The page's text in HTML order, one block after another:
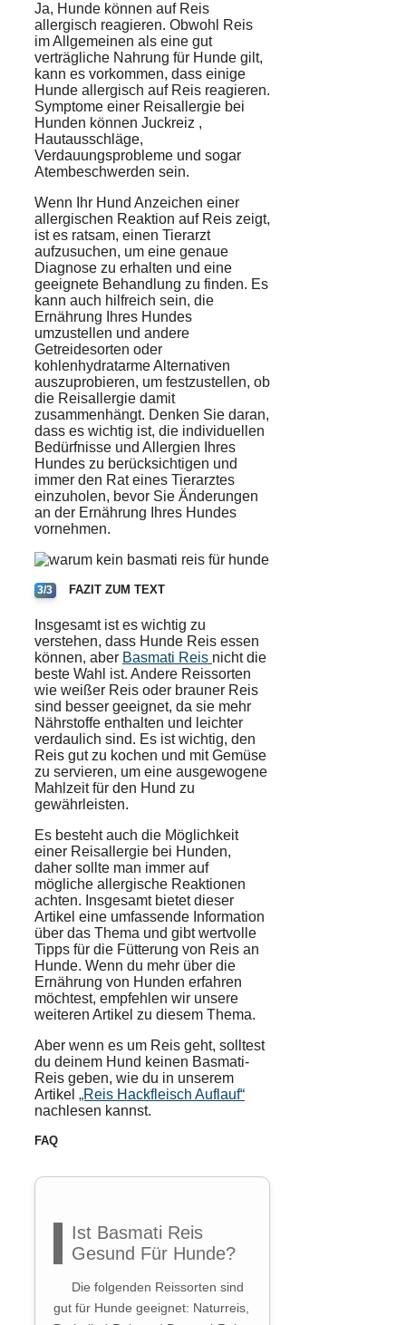
Ja, Hunde können auf Reis
allergisch reagieren. Obwohl Reis
im Allgemeinen als eine gut
verträgliche Nahrung für Hunde gilt,
kann es vorkommen, dass einige
Hunde allergisch auf Reis reagieren.
Symptome einer Reisallergie bei
Hunden können Juckreiz ,
Hautausschläge,
Verdauungsprobleme und sogar
Atembeschwerden sein.
Wenn Ihr Hund Anzeichen einer
allergischen Reaktion auf Reis zeigt,
ist es ratsam, einen Tierarzt
aufzusuchen, um eine genaue
Diagnose zu erhalten und eine
geeignete Behandlung zu finden. Es
kann auch hilfreich sein, die
Ernährung
Ihres Hundes
umzustellen und andere
Getreidesorten oder
kohlenhydratarme Alternativen
auszuprobieren, um festzustellen, ob
die Reisallergie damit
zusammenhängt. Denken Sie daran,
dass es wichtig ist, die individuellen
Bedürfnisse und Allergien Ihres
Hundes zu berücksichtigen und
immer den Rat eines Tierarztes
einzuholen, bevor Sie Änderungen
an der Ernährung Ihres Hundes
vornehmen.
3/3 FAZIT ZUM TEXT
Insgesamt ist es wichtig zu
verstehen, dass Hunde Reis essen
können, aber Basmati Reis nicht die
beste Wahl ist. Andere Reissorten
wie weißer Reis oder brauner Reis
sind besser geeignet, da sie mehr
Nährstoffe enthalten und leichter
verdaulich sind. Es ist wichtig, den
Reis gut zu kochen und mit Gemüse
zu servieren, um eine ausgewogene
Mahlzeit für den Hund zu
gewährleisten.
Es besteht auch die Möglichkeit
einer Reisallergie bei Hunden,
daher sollte man immer auf
mögliche allergische Reaktionen
achten. Insgesamt bietet dieser
Artikel eine umfassende Information
über das Thema und gibt wertvolle
Tipps für die Fütterung von Reis an
Hunde. Wenn du mehr über die
Ernährung von Hunden erfahren
möchtest, empfehlen wir unsere
weiteren Artikel zu diesem Thema.
Aber wenn es um Reis geht, solltest
du deinem Hund keinen Basmati-
Reis geben, wie du in unserem
Artikel „Reis Hackfleisch Auflauf“
nachlesen kannst.
FAQ
Ist Basmati Reis
Gesund Für Hunde?
Die folgenden Reissorten sind
gut für Hunde geeignet: Naturreis,